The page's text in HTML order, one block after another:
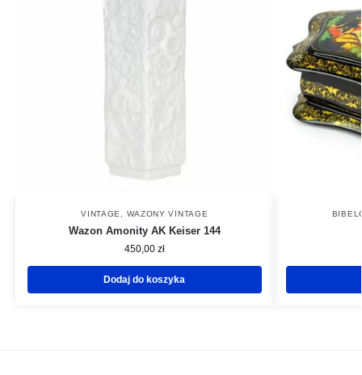
VINTAGE WAZONY VINTAGE
Wazon Amonity AK Keiser 144
450,00 zł
Dodaj do koszyka